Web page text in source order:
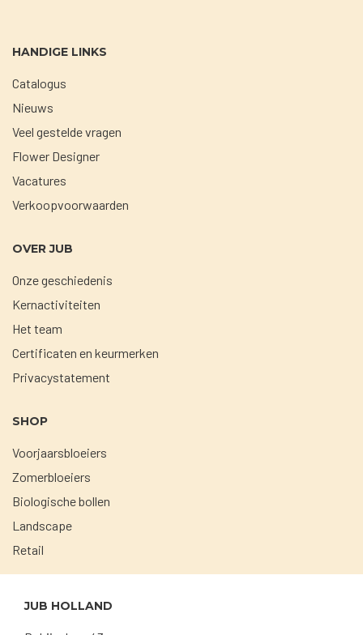
HANDIGE LINKS
Catalogus
Nieuws
Veel gestelde vragen
Flower Designer
Vacatures
Verkoopvoorwaarden
OVER JUB
Onze geschiedenis
Kernactiviteiten
Het team
Certificaten en keurmerken
Privacystatement
SHOP
Voorjaarsbloeiers
Zomerbloeiers
Biologische bollen
Landscape
Retail
JUB HOLLAND